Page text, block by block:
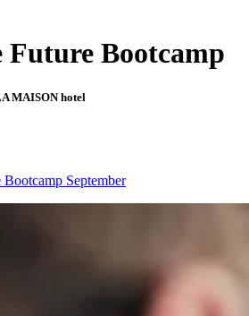
Bootcamp
MAISON hotel
September